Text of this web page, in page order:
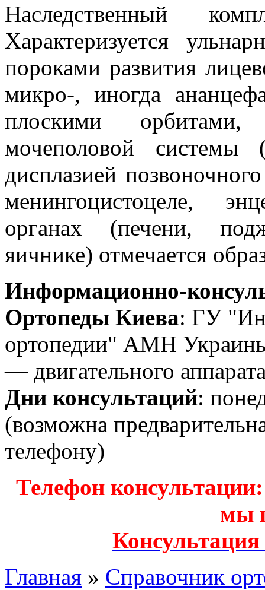
Наследственный
Характеризуется
пороками развития
микро-, иногда
плоскими орбитами,
мочеполовой системы
дисплазией
менингоцистоцеле,
органах (печени,
яичнике) отмечается
Информационно-
Ортопеды Киева: ГУ
ортопедии" АМН
— двигательного
Дни консультаций:
(возможна
телефону)
Телефон
мы
Главная » Справочник